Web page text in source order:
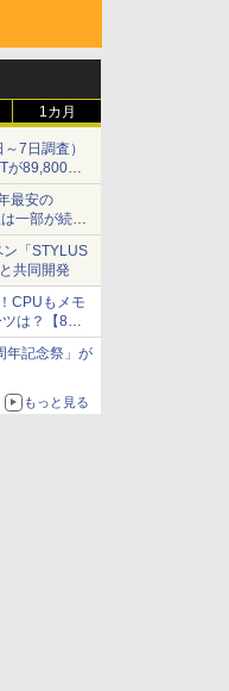
1カ月
7日調査）
が89,800
モニターが
最安の
一部が続騰
「STYLUS
共同開発
CPUもメモ
は？【8月7
年記念祭」が
もっと見る